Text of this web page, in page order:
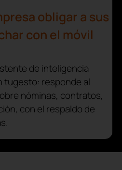
obligar a sus
con el móvil
de inteligencia
tugesto: responde al
nóminas, contratos,
con el respaldo de